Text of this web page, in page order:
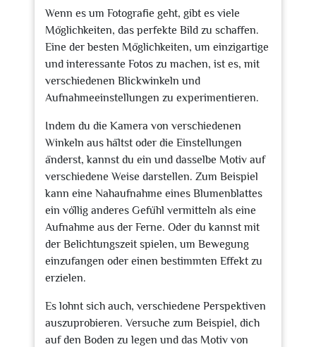
Wenn es um Fotografie geht, gibt es viele
Möglichkeiten, das perfekte Bild zu schaffen.
Eine der besten Möglichkeiten, um einzigartige
und interessante Fotos zu machen, ist es, mit
verschiedenen Blickwinkeln und
Aufnahmeeinstellungen zu experimentieren.
Indem du die Kamera von verschiedenen
Winkeln aus hältst oder die Einstellungen
änderst, kannst du ein und dasselbe Motiv auf
verschiedene Weise darstellen. Zum Beispiel
kann eine Nahaufnahme eines Blumenblattes
ein völlig anderes Gefühl vermitteln als eine
Aufnahme aus der Ferne. Oder du kannst mit
der Belichtungszeit spielen, um Bewegung
einzufangen oder einen bestimmten Effekt zu
erzielen.
Es lohnt sich auch, verschiedene Perspektiven
auszuprobieren. Versuche zum Beispiel, dich
auf den Boden zu legen und das Motiv von